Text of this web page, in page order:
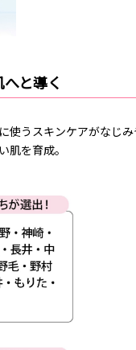
と導く
使うスキンケアがなじ
肌を育成。